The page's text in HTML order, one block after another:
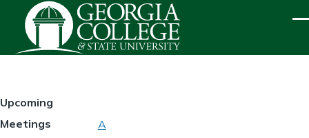
Skip to main content
HOMEPAGE
Upcoming
Meetings
A